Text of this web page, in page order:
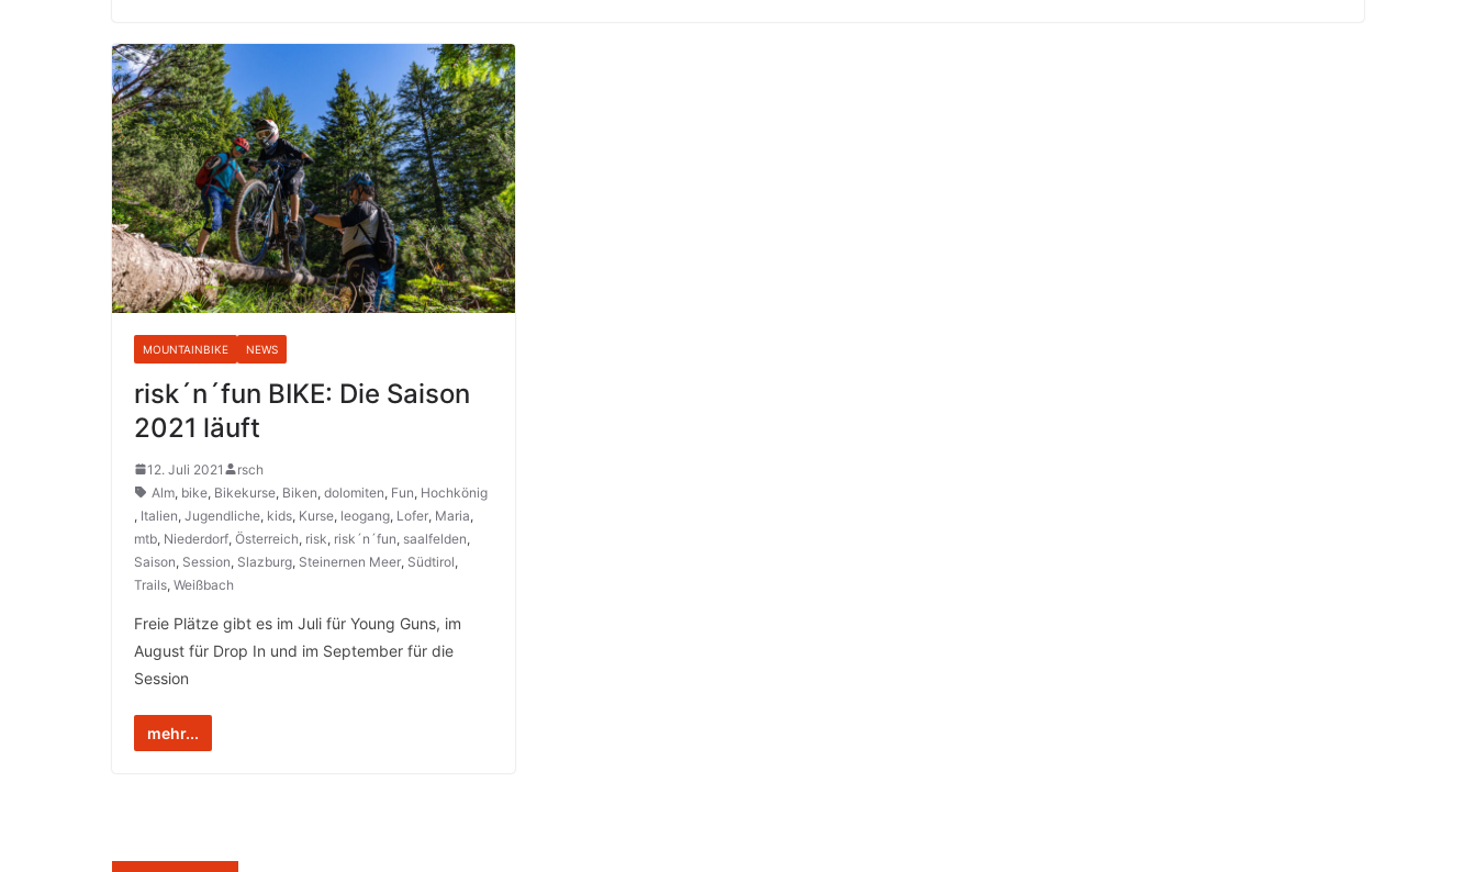
MOUNTAINBIKE NEWS
risk´n´fun BIKE: Die Saison
2021 läuft
12. Juli 2021
rsch
Alm, bike, Bikekurse, Biken, dolomiten, Fun, Hochkönig
, Italien, Jugendliche, kids, Kurse, leogang, Lofer, Maria,
mtb, Niederdorf, Österreich, risk, risk´n´fun, saalfelden,
Saison, Session, Slazburg, Steinernen Meer, Südtirol,
Trails, Weißbach
Freie Plätze gibt es im Juli für Young Guns, im
August für Drop In und im September für die
Session
mehr...